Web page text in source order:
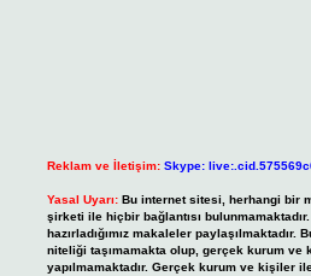
Reklam ve İletişim: Skype:
Yasal Uyarı: Bu internet sitesi, herhangi bir
şirketi ile hiçbir bağlantısı
hazırladığımız makaleler
niteliği taşımamakta olup, gerçek kurum ve
yapılmamaktadır. Gerçek kurum ve kişiler